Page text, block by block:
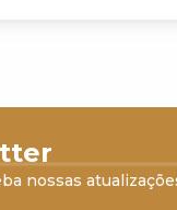
nossas